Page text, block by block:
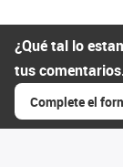
¿Qué tal lo
tus
Complete el